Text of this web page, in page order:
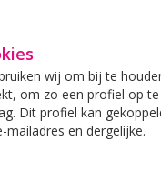
wij om bij te
om zo een profiel op
Dit profiel kan
mailadres en dergelijke.